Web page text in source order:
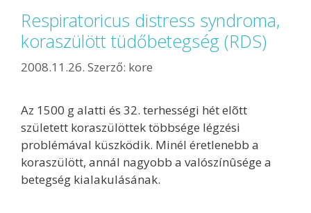
Respiratoricus distress syndroma,
koraszülött tüdőbetegség (RDS)
2008.11.26. Szerző: kore
Az 1500 g alatti és 32. terhességi hét elõtt
született koraszülöttek többsége légzési
problémával küszködik. Minél éretlenebb a
koraszülött, annál nagyobb a valószínûsége a
betegség kialakulásának.